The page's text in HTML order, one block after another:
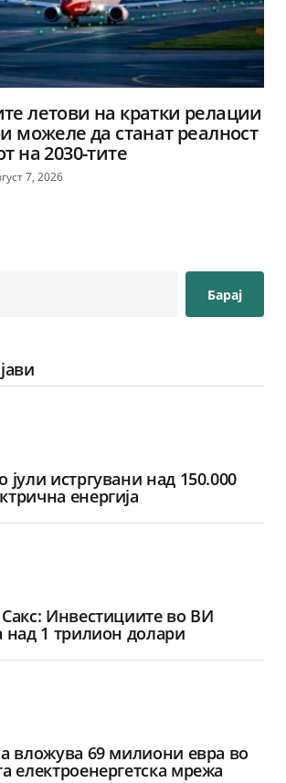
летови на кратки релации
можеле да станат реалност
на 2030-тите
7, 2026
Барај
истргувани над 150.000
енергија
Инвестициите во ВИ
над 1 трилион долари
вложува 69 милиони евра во
електроенергетска мрежа